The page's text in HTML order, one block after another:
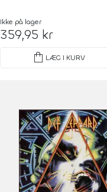
Ikke på lager
359,95 kr
shopping_bag LÆG I KURV